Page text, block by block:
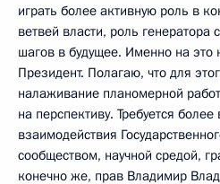
играть более активную роль в
ветвей власти, роль генератора
шагов в будущее. Именно на это
Президент. Полагаю, что для
налаживание планомерной
на перспективу. Требуется
взаимодействия
сообществом, научной средой,
конечно же, прав Владимир